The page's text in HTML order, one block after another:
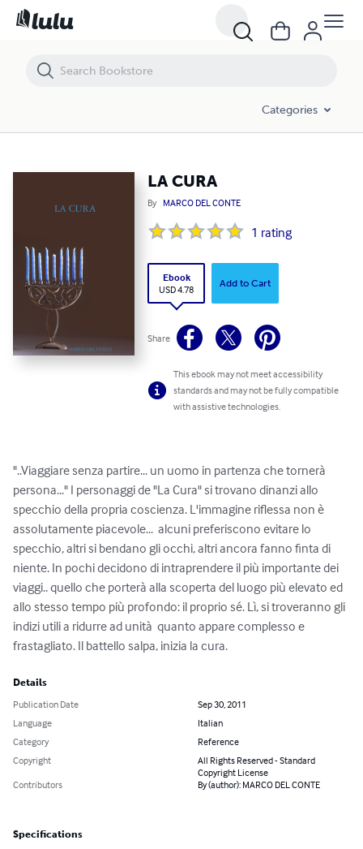
Categories
LA CURA
By MARCO DEL CONTE
1 rating
Ebook
USD 4.78
Add to Cart
Share
This ebook may not meet accessibility
standards and may not be fully compatible
with assistive technologies.
"..Viaggiare senza partire... un uomo in partenza che tornerà
persona..." I personaggi de "La Cura" si trovano dinanzi allo
specchio della propria coscienza. L'immagine riflessa non è
assolutamente piacevole...  alcuni preferiscono evitare lo
specchio, altri si bendano gli occhi, altri ancora fanno finta di
niente. In pochi decidono di intraprendere il più importante dei
viaggi.. quello che porterà alla scoperta del luogo più elevato ed
allo stesso tempo più profondo: il proprio sé. Lì, si troveranno gli
indizi utili a ridurre ad unità  quanto appare complesso e
frastagliato. Il battello salpa, inizia la cura.
Details
Publication Date
Sep 30, 2011
Language
Italian
Category
Reference
Copyright
All Rights Reserved - Standard
Copyright License
Contributors
By (author): MARCO DEL CONTE
Specifications
LA CURA